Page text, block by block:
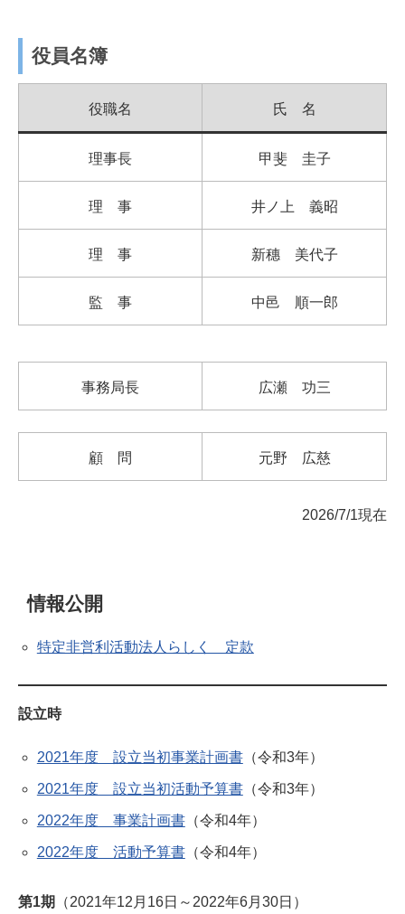
役員名簿
役職名 氏 名
理事長 甲斐 圭子
理 事 井ノ上 義昭
理 事 新穗 美代子
監 事 中邑 順一郎
事務局長 広瀬 功三
顧 問 元野 広慈
2026/7/1現在
情報公開
特定非営利活動法人らしく 定款
設立時
2021年度 設立当初事業計画書（令和3年）
2021年度 設立当初活動予算書（令和3年）
2022年度 事業計画書（令和4年）
2022年度 活動予算書（令和4年）
第1期 （2021年12月16日～2022年6月30日）